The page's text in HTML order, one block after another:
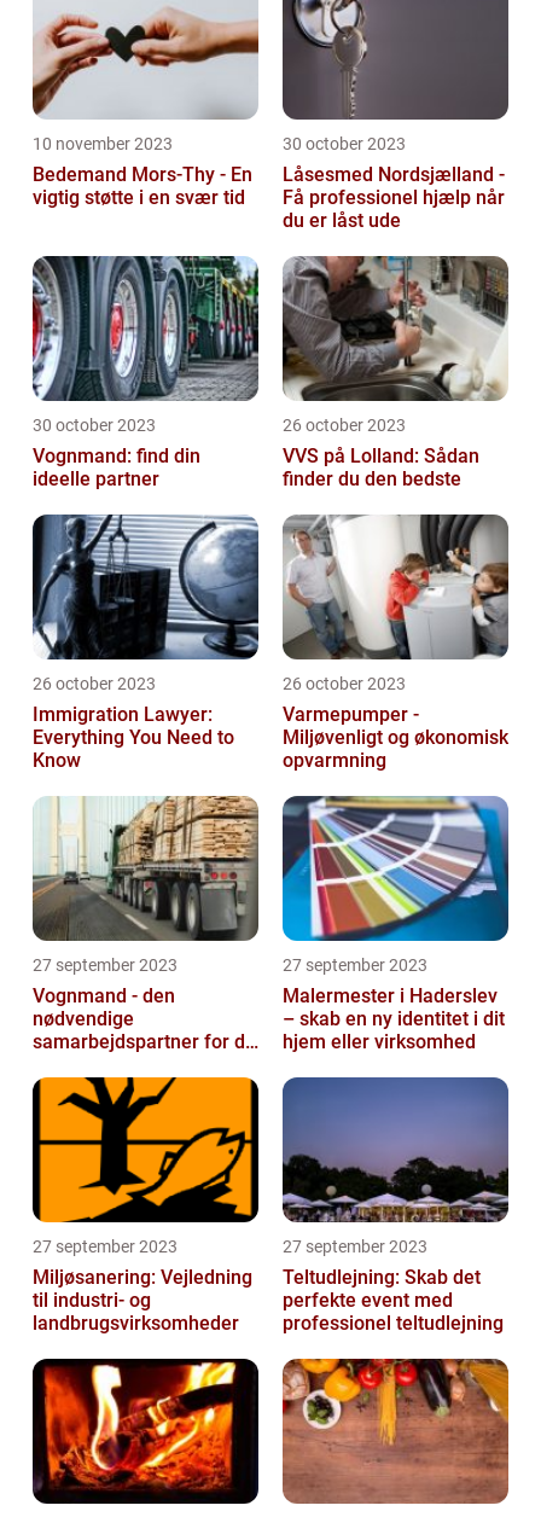
10 november 2023
Bedemand Mors-Thy - En
vigtig støtte i en svær tid
30 october 2023
Låsesmed Nordsjælland -
Få professionel hjælp når
du er låst ude
30 october 2023
Vognmand: find din
ideelle partner
26 october 2023
VVS på Lolland: Sådan
finder du den bedste
26 october 2023
Immigration Lawyer:
Everything You Need to
Know
26 october 2023
Varmepumper -
Miljøvenligt og økonomisk
opvarmning
27 september 2023
Vognmand - den
nødvendige
samarbejdspartner for dit
27 september 2023
Malermester i Haderslev
– skab en ny identitet i dit
hjem eller virksomhed
27 september 2023
Miljøsanering: Vejledning
til industri- og
landbrugsvirksomheder
27 september 2023
Teltudlejning: Skab det
perfekte event med
professionel teltudlejning